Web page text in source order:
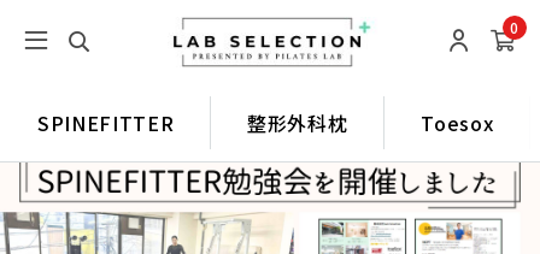
0
SPINEFITTER 整形外科枕 Toesox